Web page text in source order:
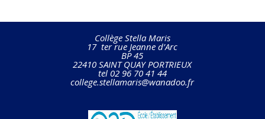
Collège Stella Maris
17 ter rue Jeanne d’Arc
BP 45
22410 SAINT QUAY PORTRIEUX
tel 02 96 70 41 44
college.stellamaris@wanadoo.fr